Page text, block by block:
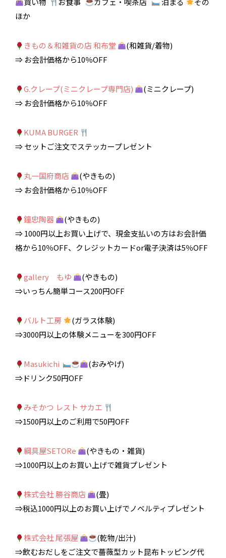
ほか
きもの＆和雑貨の店 和布堂
(和雑貨/着物)
⇒ お会計価格から10％OFF
G.クレープ(ミニクレープ専門店)
(ミニクレープ)
⇒ お会計価格から10％OFF
KUMA BURGER
⇒ セットご注文でステッカープレゼント
丸一国府商店
(やきもの)
⇒ お会計価格から10％OFF
鐘忠陶器
(やきもの)
⇒ 1000円以上お買い上げで、現金支払いの方はお会計価
格から10％OFF、クレジットカードor電子決済は5％OFF
gallery もゆ
(やきもの)
⇒いっちん簡単コース200円OFF
バルト工房
(ガラス体験)
⇒3000円以上の体験メニューを300円OFF
Masukichi
(おみやげ)
⇒ドリンク50円OFF
みそかつ レスト サカエ
⇒1500円以上のご利用で50円OFF
綱具屋SETORe
(やきもの・雑貨)
⇒1000円以上のお買い上げで雑貨プレゼント
株式会社 勝谷商店
(畳)
⇒税込1000円以上のお買い上げでノベルティプレゼント
株式会社 尾張屋
(乾物/出汁)
⇒飲むおだしをご注文で薔薇型カット昆布トッピング代